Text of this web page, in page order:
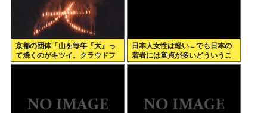
京都の団体「山を毎年『大』っ
て焼くのがキツイ。クラウドフ
ァンディングで支援してくださ
日本人女性は軽い←でも日本の
若者には童貞が多いどういうこ
とや？